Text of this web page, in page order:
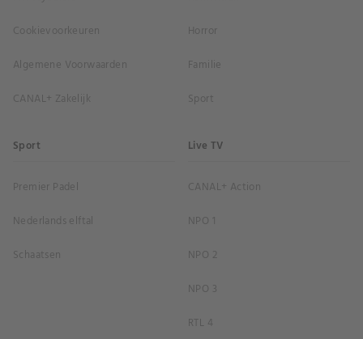
Cookievoorkeuren
Algemene Voorwaarden
CANAL+ Zakelijk
Horror
Familie
Sport
Sport
Premier Padel
Nederlands elftal
Schaatsen
Live TV
CANAL+ Action
NPO 1
NPO 2
NPO 3
RTL 4